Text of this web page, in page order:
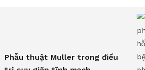
Phẫu thuật Muller trong điều